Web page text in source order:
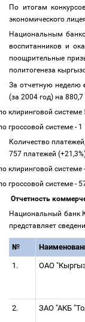
По итогам
экономического
Национальным
воспитанников и
поощрительные
политогенеза
За отчетную неделю
(за 2004 год) на
клиринговой
гроссовой системе -
Количество
757 платежей
клиринговой
гроссовой системе -
Отчетность
Национальный банк
представляет
№
1. ОАО
2. ЗАО "АКБ